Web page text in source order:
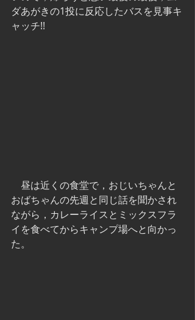
ダあがきの1投に反応したバスを見事キ
ャッチ!!
昼は近くの食堂で，おじいちゃんと
おばちゃんの先週と同じ話を聞かされ
ながら，カレーライスとミックスフラ
イを食べてからキャンプ場へと向かっ
た。